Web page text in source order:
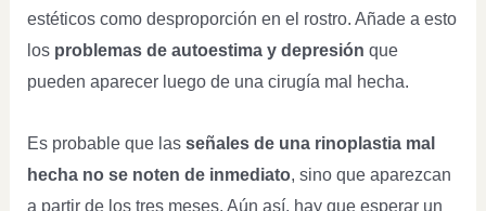
estéticos como desproporción en el rostro. Añade a esto
los problemas de autoestima y depresión que
pueden aparecer luego de una cirugía mal hecha.
Es probable que lasseñales de una rinoplastia mal
hecha no se noten de inmediato, sino que aparezcan
a partir de los tres meses. Aún así, hay que esperar un